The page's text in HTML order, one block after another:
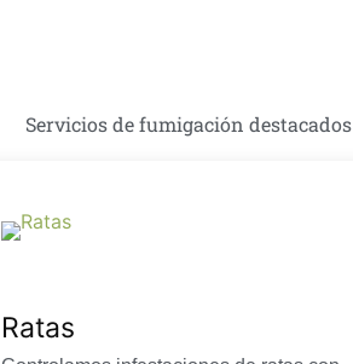
Servicios de fumigación destacados
Ratas